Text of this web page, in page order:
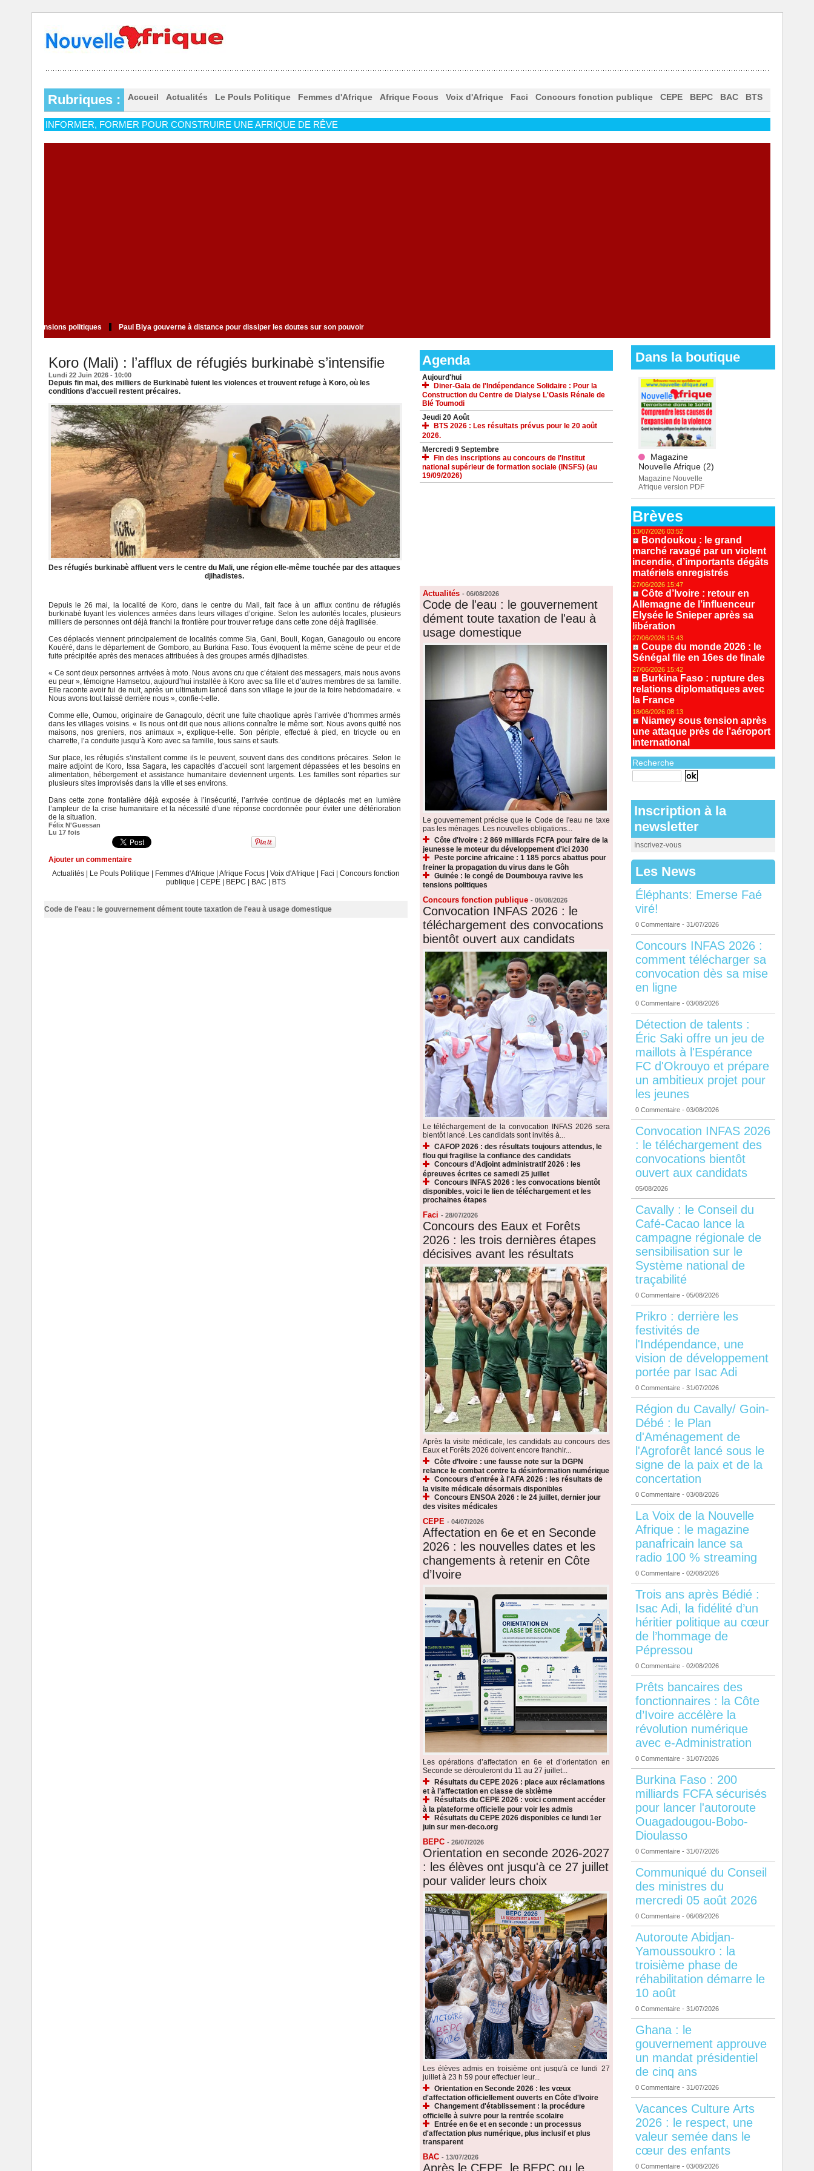
Rubriques : Accueil Actualités Le Pouls Politique Femmes d'Afrique Afrique Focus Voix d'Afrique Faci Concours fonction publique CEPE BEPC BAC BTS
INFORMER, FORMER POUR CONSTRUIRE UNE AFRIQUE DE RÊVE
Doumbouya ravive les tensions politiques Paul Biya gouverne à distance pour dissiper les doutes sur son pouvoir
Koro (Mali) : l’afflux de réfugiés burkinabè s’intensifie
Lundi 22 Juin 2026 - 10:00
Depuis fin mai, des milliers de Burkinabè fuient les violences et trouvent refuge à Koro, où les
conditions d’accueil restent précaires.
Des réfugiés burkinabè affluent vers le centre du Mali, une région elle-même touchée par des attaques
djihadistes.
Depuis le 26 mai, la localité de Koro, dans le centre du Mali, fait face à un afflux continu de réfugiés
burkinabè fuyant les violences armées dans leurs villages d’origine. Selon les autorités locales, plusieurs
milliers de personnes ont déjà franchi la frontière pour trouver refuge dans cette zone déjà fragilisée.
Ces déplacés viennent principalement de localités comme Sia, Gani, Bouli, Kogan, Ganagoulo ou encore
Kouéré, dans le département de Gomboro, au Burkina Faso. Tous évoquent la même scène de peur et de
fuite précipitée après des menaces attribuées à des groupes armés djihadistes.
« Ce sont deux personnes arrivées à moto. Nous avons cru que c’étaient des messagers, mais nous avons
eu peur », témoigne Hamsetou, aujourd’hui installée à Koro avec sa fille et d’autres membres de sa famille.
Elle raconte avoir fui de nuit, après un ultimatum lancé dans son village le jour de la foire hebdomadaire. «
Nous avons tout laissé derrière nous », confie-t-elle.
Comme elle, Oumou, originaire de Ganagoulo, décrit une fuite chaotique après l’arrivée d’hommes armés
dans les villages voisins. « Ils nous ont dit que nous allions connaître le même sort. Nous avons quitté nos
maisons, nos greniers, nos animaux », explique-t-elle. Son périple, effectué à pied, en tricycle ou en
charrette, l’a conduite jusqu’à Koro avec sa famille, tous sains et saufs.
Sur place, les réfugiés s’installent comme ils le peuvent, souvent dans des conditions précaires. Selon le
maire adjoint de Koro, Issa Sagara, les capacités d’accueil sont largement dépassées et les besoins en
alimentation, hébergement et assistance humanitaire deviennent urgents. Les familles sont réparties sur
plusieurs sites improvisés dans la ville et ses environs.
Dans cette zone frontalière déjà exposée à l’insécurité, l’arrivée continue de déplacés met en lumière
l’ampleur de la crise humanitaire et la nécessité d’une réponse coordonnée pour éviter une détérioration
de la situation.
Félix N'Guessan
Lu 17 fois
Ajouter un commentaire
Actualités
Le Pouls Politique Femmes d'Afrique Afrique Focus Voix d'Afrique Faci
Concours fonction
publique
CEPE BEPC BAC BTS
Code de l'eau : le gouvernement dément toute taxation de l'eau à usage domestique
Agenda
Aujourd'hui
Diner-Gala de l'Indépendance Solidaire : Pour la
Construction du Centre de Dialyse L'Oasis Rénale de
Blé Toumodi
Jeudi 20 Août
BTS 2026 : Les résultats prévus pour le 20 août
2026.
Mercredi 9 Septembre
Fin des inscriptions au concours de l'Institut
national supérieur de formation sociale (INSFS) (au
19/09/2026)
Actualités - 06/08/2026
Code de l'eau : le gouvernement
dément toute taxation de l'eau à
usage domestique
Le gouvernement précise que le Code de l'eau ne taxe
pas les ménages. Les nouvelles obligations...
Côte d'Ivoire : 2 869 milliards FCFA pour faire de la
jeunesse le moteur du développement d'ici 2030
Peste porcine africaine : 1 185 porcs abattus pour
freiner la propagation du virus dans le Gôh
Guinée : le congé de Doumbouya ravive les
tensions politiques
Concours fonction publique - 05/08/2026
Convocation INFAS 2026 : le
téléchargement des convocations
bientôt ouvert aux candidats
Le téléchargement de la convocation INFAS 2026 sera
bientôt lancé. Les candidats sont invités à...
CAFOP 2026 : des résultats toujours attendus, le
flou qui fragilise la confiance des candidats
Concours d’Adjoint administratif 2026 : les
épreuves écrites ce samedi 25 juillet
Concours INFAS 2026 : les convocations bientôt
disponibles, voici le lien de téléchargement et les
prochaines étapes
Faci - 28/07/2026
Concours des Eaux et Forêts
2026 : les trois dernières étapes
décisives avant les résultats
Après la visite médicale, les candidats au concours des
Eaux et Forêts 2026 doivent encore franchir...
Côte d’Ivoire : une fausse note sur la DGPN
relance le combat contre la désinformation numérique
Concours d'entrée à l'AFA 2026 : les résultats de
la visite médicale désormais disponibles
Concours ENSOA 2026 : le 24 juillet, dernier jour
des visites médicales
CEPE - 04/07/2026
Affectation en 6e et en Seconde
2026 : les nouvelles dates et les
changements à retenir en Côte
d’Ivoire
Les opérations d’affectation en 6e et d’orientation en
Seconde se dérouleront du 11 au 27 juillet...
Résultats du CEPE 2026 : place aux réclamations
et à l’affectation en classe de sixième
Résultats du CEPE 2026 : voici comment accéder
à la plateforme officielle pour voir les admis
Résultats du CEPE 2026 disponibles ce lundi 1er
juin sur men-deco.org
BEPC - 26/07/2026
Orientation en seconde 2026-2027
: les élèves ont jusqu'à ce 27 juillet
pour valider leurs choix
Les élèves admis en troisième ont jusqu'à ce lundi 27
juillet à 23 h 59 pour effectuer leur...
Orientation en Seconde 2026 : les vœux
d'affectation officiellement ouverts en Côte d'Ivoire
Changement d'établissement : la procédure
officielle à suivre pour la rentrée scolaire
Entrée en 6e et en seconde : un processus
d'affectation plus numérique, plus inclusif et plus
transparent
BAC - 13/07/2026
Après le CEPE, le BEPC ou le
Dans la boutique
Magazine
Nouvelle Afrique (2)
Magazine Nouvelle
Afrique version PDF
Brèves
13/07/2026 03:52
Bondoukou : le grand
marché ravagé par un violent
incendie, d’importants dégâts
matériels enregistrés
27/06/2026 15:47
Côte d’Ivoire : retour en
Allemagne de l’influenceur
Elysée le Snieper après sa
libération
27/06/2026 15:43
Coupe du monde 2026 : le
Sénégal file en 16es de finale
27/06/2026 15:42
Burkina Faso : rupture des
relations diplomatiques avec
la France
18/06/2026 08:13
Niamey sous tension après
une attaque près de l’aéroport
international
Recherche
Inscription à la
newsletter
Inscrivez-vous
Les News
Éléphants: Emerse Faé
viré!
0 Commentaire - 31/07/2026
Concours INFAS 2026 :
comment télécharger sa
convocation dès sa mise
en ligne
0 Commentaire - 03/08/2026
Détection de talents :
Éric Saki offre un jeu de
maillots à l'Espérance
FC d'Okrouyo et prépare
un ambitieux projet pour
les jeunes
0 Commentaire - 03/08/2026
Convocation INFAS 2026
: le téléchargement des
convocations bientôt
ouvert aux candidats
05/08/2026
Cavally : le Conseil du
Café-Cacao lance la
campagne régionale de
sensibilisation sur le
Système national de
traçabilité
0 Commentaire - 05/08/2026
Prikro : derrière les
festivités de
l'Indépendance, une
vision de développement
portée par Isac Adi
0 Commentaire - 31/07/2026
Région du Cavally/ Goin-
Débé : le Plan
d'Aménagement de
l'Agroforêt lancé sous le
signe de la paix et de la
concertation
0 Commentaire - 03/08/2026
La Voix de la Nouvelle
Afrique : le magazine
panafricain lance sa
radio 100 % streaming
0 Commentaire - 02/08/2026
Trois ans après Bédié :
Isac Adi, la fidélité d’un
héritier politique au cœur
de l’hommage de
Pépressou
0 Commentaire - 02/08/2026
Prêts bancaires des
fonctionnaires : la Côte
d’Ivoire accélère la
révolution numérique
avec e-Administration
0 Commentaire - 31/07/2026
Burkina Faso : 200
milliards FCFA sécurisés
pour lancer l'autoroute
Ouagadougou-Bobo-
Dioulasso
0 Commentaire - 31/07/2026
Communiqué du Conseil
des ministres du
mercredi 05 août 2026
0 Commentaire - 06/08/2026
Autoroute Abidjan-
Yamoussoukro : la
troisième phase de
réhabilitation démarre le
10 août
0 Commentaire - 31/07/2026
Ghana : le
gouvernement approuve
un mandat présidentiel
de cinq ans
0 Commentaire - 31/07/2026
Vacances Culture Arts
2026 : le respect, une
valeur semée dans le
cœur des enfants
0 Commentaire - 03/08/2026